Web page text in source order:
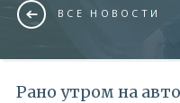
ВСЕ НОВОСТИ
Рано утром на